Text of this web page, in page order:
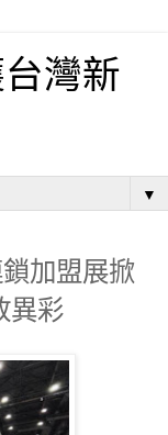
灣新
▼
加盟展掀
異彩